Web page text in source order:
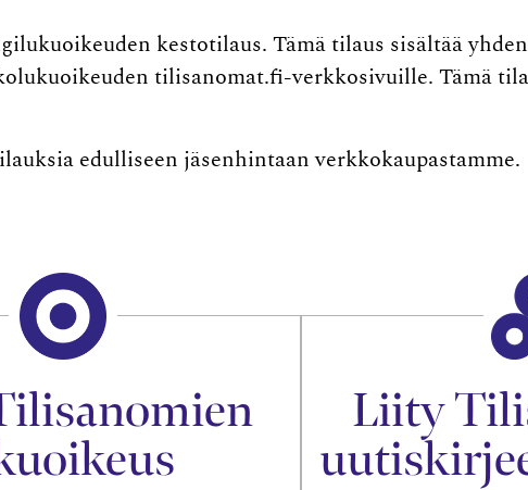
kestotilaus. Tämä tilaus sisältää
tilisanomat.fi-verkkosivuille. Tämä
edulliseen jäsenhintaan verkkokaupastamme.
Liity